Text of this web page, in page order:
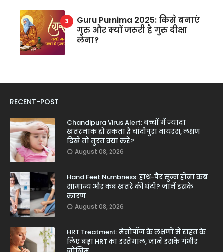
Guru Purnima 2025: किसे बनाएं
गुरु और क्यों जरूरी है गुरु दीक्षा
लेना?
RECENT-POST
Chandipura Virus Alert: बच्चों में ज्यादा
खतरनाक हो सकता है चांदीपुरा वायरस, लक्षण
दिखें तो तुरंत क्या करें?
August 08, 2026
Hand Feet Numbness: हाथ-पैर सुन्न होना कब
सामान्य और कब खतरे की घंटी? जानें इसके
कारण
August 08, 2026
HRT Treatment: मेनोपॉज के लक्षणों में राहत के
लिए बढ़ा HRT का इस्तेमाल, जानें इसके गंभीर